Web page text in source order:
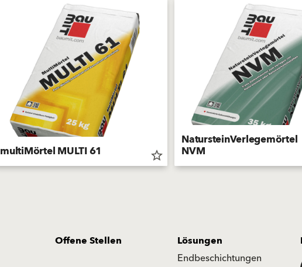
multiMörtel MULTI 61 star_border
NatursteinVerlegemörtel
NVM
Offene Stellen
Lösungen
Endbeschichtungen